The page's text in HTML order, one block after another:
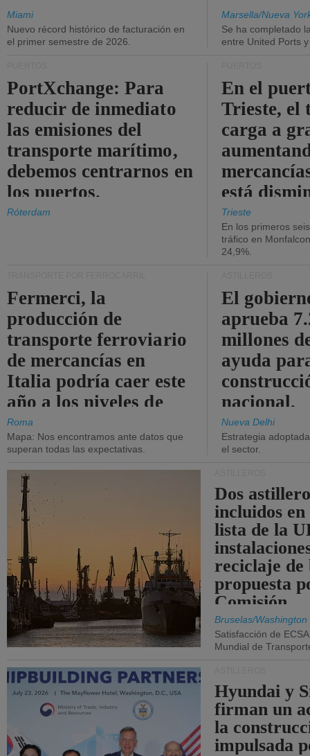
Miami
Nuevo récord histórico de facturación en
el primer semestre de 2026.
Marsella/Nueva
Se ha completado
entre United Ports
PortXchange: Para
reducir de inmediato
las emisiones del
transporte marítimo,
debemos centrarnos en
los puertos.
Róterdam
En el
Trieste, el
carga a
está
Trieste
En los primeros
tráfico en
24,9%.
Fermerci, la
producción de
transporte ferroviario
de mercancías en
Italia podría caer este
año a los niveles de
2015.
Roma
Mapa: Nos encontramos ante datos que
superan todas las expectativas.
El
aprueba
millones
ayuda
nacional.
Nueva Delhi
Estrategia
el sector.
Dos
incluidos
lista de la
reciclaje de
propuesta
Comisión.
Bruselas/Washington
Satisfacción de
Mundial de
Hyundai y
firman un
la
impulsada